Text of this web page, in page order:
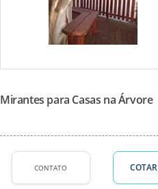
Mirantes para Casas na Árvore
CONTATO COTAR